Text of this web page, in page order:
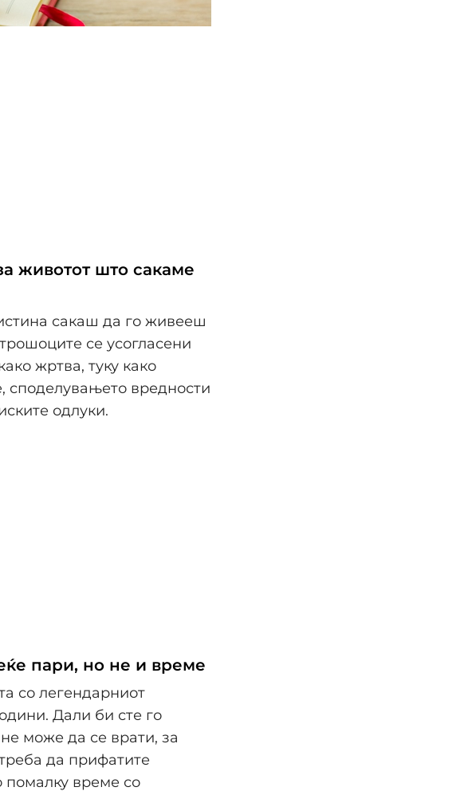
животот што сакаме
сакаш да го живееш
се усогласени
жртва, туку како
споделувањето вредности
одлуки.
пари, но не и време
со легендарниот
Дали би сте го
може да се врати, за
да прифатите
време со